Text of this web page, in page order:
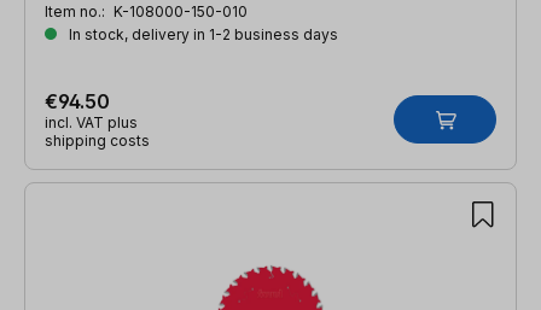
Item no.: K-108000-150-010
In stock, delivery in 1-2 business days
€94.50
incl. VAT plus
shipping costs